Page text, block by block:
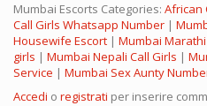
Mumbai Escorts Categories: African
Call Girls Whatsapp Number |
Housewife Escort | Mumbai
girls | Mumbai Nepali Call Girls |
Service | Mumbai Sex Aunty
Accedi o registrati per inserire